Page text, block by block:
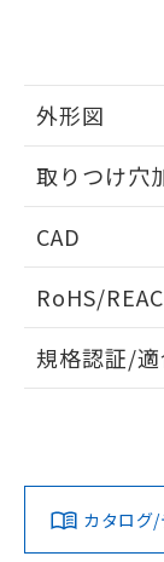
外形図
取りつけ穴
CAD
ドすること
ダウンロードデ
みください。
ソフトウェアの
RoHS/
EU RoHS 注
対応済み
規格認証/
カタログ
指
51物質
※本証明
るもの
もので
また
欄に対
既に当
してい
り、
す。